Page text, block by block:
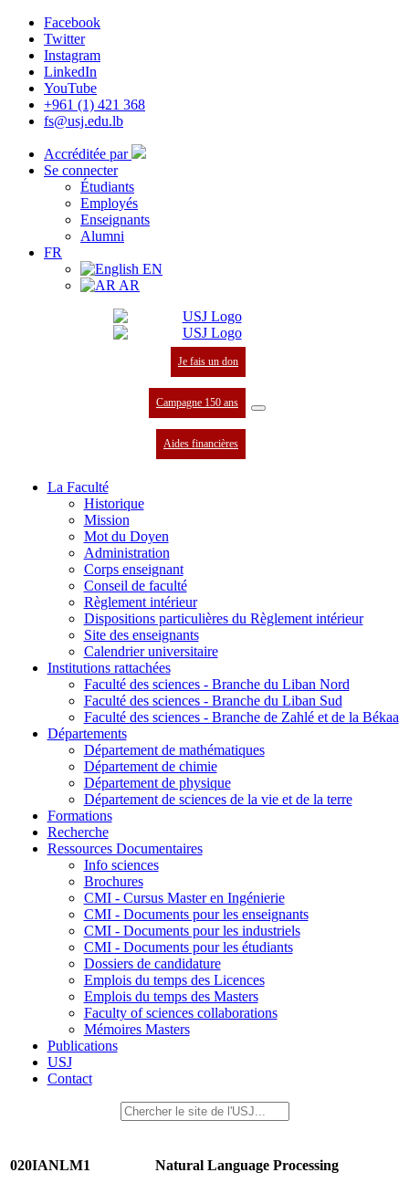
Facebook
Twitter
Instagram
LinkedIn
YouTube
+961 (1) 421 368
fs@usj.edu.lb
Accréditée par
Se connecter
Étudiants
Employés
Enseignants
Alumni
FR
EN
AR
Je fais un don
Campagne 150 ans
Aides financières
La Faculté
Historique
Mission
Mot du Doyen
Administration
Corps enseignant
Conseil de faculté
Règlement intérieur
Dispositions particulières du Règlement intérieur
Site des enseignants
Calendrier universitaire
Institutions rattachées
Faculté des sciences - Branche du Liban Nord
Faculté des sciences - Branche du Liban Sud
Faculté des sciences - Branche de Zahlé et de la Békaa
Départements
Département de mathématiques
Département de chimie
Département de physique
Département de sciences de la vie et de la terre
Formations
Recherche
Ressources Documentaires
Info sciences
Brochures
CMI - Cursus Master en Ingénierie
CMI - Documents pour les enseignants
CMI - Documents pour les industriels
CMI - Documents pour les étudiants
Dossiers de candidature
Emplois du temps des Licences
Emplois du temps des Masters
Faculty of sciences collaborations
Mémoires Masters
Publications
USJ
Contact
020IANLM1 Natural Language Processing